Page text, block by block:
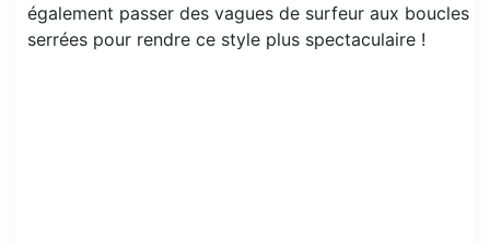
également passer des vagues de surfeur aux boucles
serrées pour rendre ce style plus spectaculaire !